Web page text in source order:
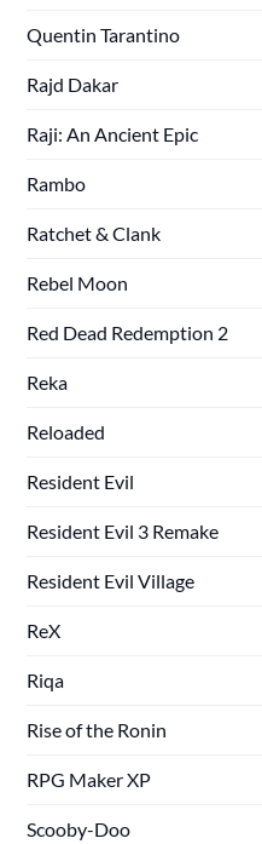
Quentin Tarantino
Rajd Dakar
Raji: An Ancient Epic
Rambo
Ratchet & Clank
Rebel Moon
Red Dead Redemption 2
Reka
Reloaded
Resident Evil
Resident Evil 3 Remake
Resident Evil Village
ReX
Riqa
Rise of the Ronin
RPG Maker XP
Scooby-Doo